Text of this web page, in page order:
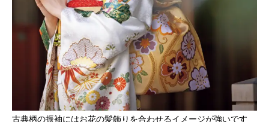
古典柄の振袖にはお花の髪飾りを合わせるイメージが強いです